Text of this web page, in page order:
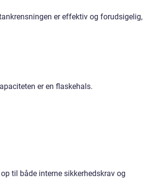
er effektiv og forudsigelig,
er en flaskehals.
til både interne sikkerhedskrav og